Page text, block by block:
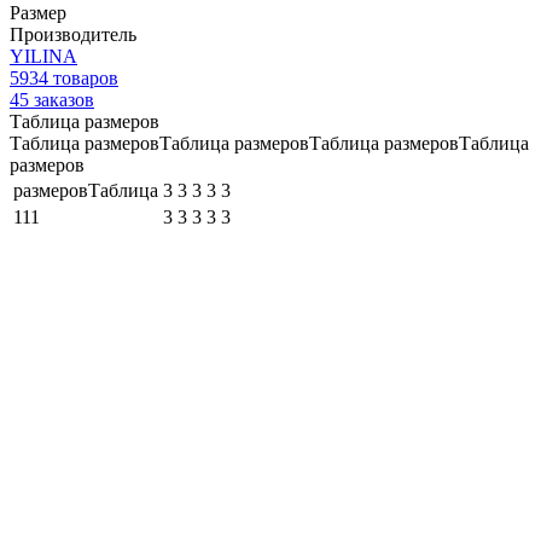
Размер
Производитель
YILINA
5934 товаров
45 заказов
Таблица размеров
Таблица размеровТаблица размеровТаблица размеровТаблица
размеров
размеровТаблица 3 3 3 3 3
111
3 3 3 3 3